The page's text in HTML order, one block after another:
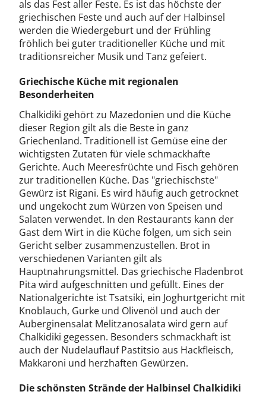
als das Fest aller Feste. Es ist das höchste der
griechischen Feste und auch auf der Halbinsel
werden die Wiedergeburt und der Frühling
fröhlich bei guter traditioneller Küche und mit
traditionsreicher Musik und Tanz gefeiert.
Griechische Küche mit regionalen
Besonderheiten
Chalkidiki gehört zu Mazedonien und die Küche
dieser Region gilt als die Beste in ganz
Griechenland. Traditionell ist Gemüse eine der
wichtigsten Zutaten für viele schmackhafte
Gerichte. Auch Meeresfrüchte und Fisch gehören
zur traditionellen Küche. Das "griechischste"
Gewürz ist Rigani. Es wird häufig auch getrocknet
und ungekocht zum Würzen von Speisen und
Salaten verwendet. In den Restaurants kann der
Gast dem Wirt in die Küche folgen, um sich sein
Gericht selber zusammenzustellen. Brot in
verschiedenen Varianten gilt als
Hauptnahrungsmittel. Das griechische Fladenbrot
Pita wird aufgeschnitten und gefüllt. Eines der
Nationalgerichte ist Tsatsiki, ein Joghurtgericht mit
Knoblauch, Gurke und Olivenöl und auch der
Auberginensalat Melitzanosalata wird gern auf
Chalkidiki gegessen. Besonders schmackhaft ist
auch der Nudelauflauf Pastitsio aus Hackfleisch,
Makkaroni und herzhaften Gewürzen.
Die schönsten Strände der Halbinsel Chalkidiki